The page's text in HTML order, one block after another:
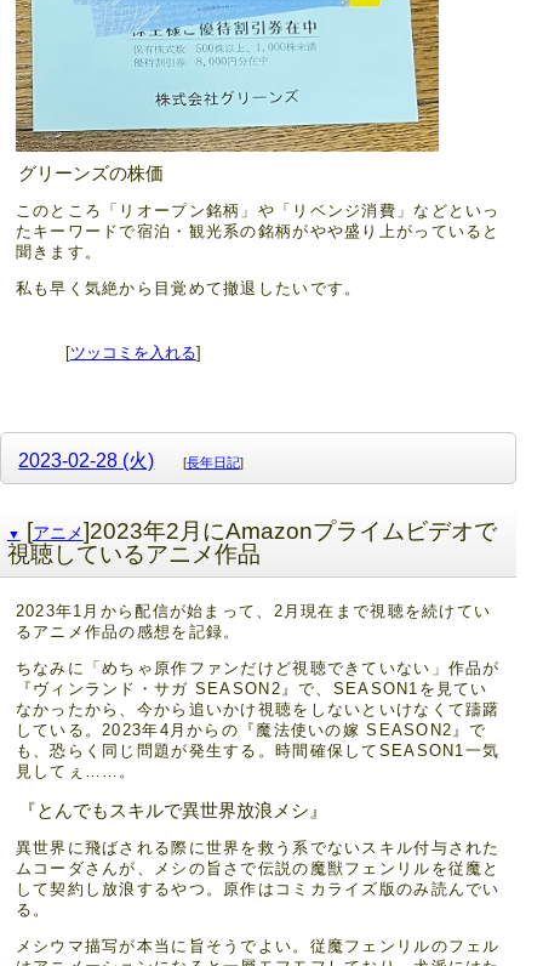
グリーンズの株価
このところ「リオープン銘柄」や「リベンジ消費」などといっ
たキーワードで宿泊・観光系の銘柄がやや盛り上がっていると
聞きます。
私も早く気絶から目覚めて撤退したいです。
[ツッコミを入れる]
2023-02-28 (火) [長年日記]
▼ [アニメ]2023年2月にAmazonプライムビデオで
視聴しているアニメ作品
2023年1月から配信が始まって、2月現在まで視聴を続けてい
るアニメ作品の感想を記録。
ちなみに「めちゃ原作ファンだけど視聴できていない」作品が
『ヴィンランド・サガ SEASON2』で、SEASON1を見てい
なかったから、今から追いかけ視聴をしないといけなくて躊躇
している。2023年4月からの『魔法使いの嫁 SEASON2』で
も、恐らく同じ問題が発生する。時間確保してSEASON1一気
見してぇ……。
『とんでもスキルで異世界放浪メシ』
異世界に飛ばされる際に世界を救う系でないスキル付与された
ムコーダさんが、メシの旨さで伝説の魔獣フェンリルを従魔と
して契約し放浪するやつ。原作はコミカライズ版のみ読んでい
る。
メシウマ描写が本当に旨そうでよい。従魔フェンリルのフェル